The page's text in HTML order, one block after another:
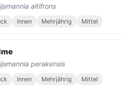
altifrons
Innen Mehrjährig Mittel
perakensis
Innen Mehrjährig Mittel